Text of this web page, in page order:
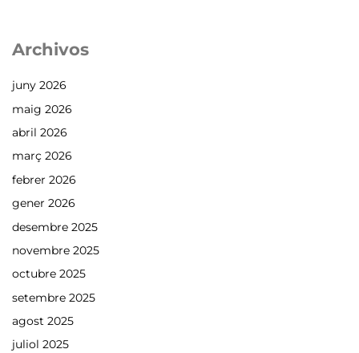
Archivos
juny 2026
maig 2026
abril 2026
març 2026
febrer 2026
gener 2026
desembre 2025
novembre 2025
octubre 2025
setembre 2025
agost 2025
juliol 2025